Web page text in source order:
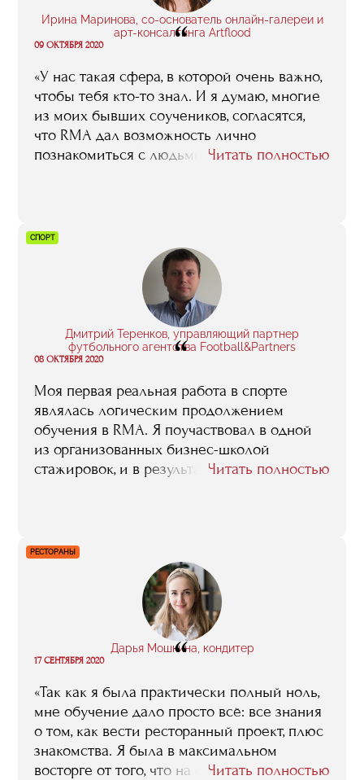
Ирина Маринова, со-основатель онлайн-галереи и
арт-консалтинга Artflood
“
09 ОКТЯБРЯ 2020
«У нас такая сфера, в которой очень важно,
чтобы тебя кто-то знал. И я думаю, многие
из моих бывших соучеников, согласятся,
что RMA дал возможность лично
познакомиться с людьми, которые делают
которые варились в этом бизнесе вчера,
делали что-то до лекции сегодня и завтра
пойдут и будут продолжать. И это —
актуальная информация».
Читать полностью
СПОРТ
Дмитрий Теренков, управляющий партнер
футбольного агентства Football&Partners
“
08 ОКТЯБРЯ 2020
Моя первая реальная работа в спорте
являлась логическим продолжением
обучения в RMA. Я поучаствовал в одной
из организованных бизнес-школой
стажировок, и в результате получил
Читать полностью
РЕСТОРАНЫ
Дарья Мошкина, кондитер
“
17 СЕНТЯБРЯ 2020
«Так как я была практически полный ноль,
мне обучение дало просто всё: все знания
о том, как вести ресторанный проект, плюс
знакомства. Я была в максимальном
восторге от того, что на факультетеЧитать полностью